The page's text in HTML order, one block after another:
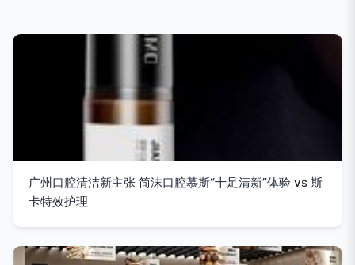
广州口腔清洁新主张 简沫口腔慕斯“十足清新”体验 vs 斯
卡特效护理